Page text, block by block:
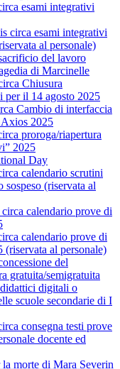
esami integrativi
circa esami integrativi
al personale)
del lavoro
di Marcinelle
Chiusura
per il 14 agosto 2025
Cambio di interfaccia
2025
proroga/riapertura
2025
Day
calendario scrutini
(riservata al
calendario prove di
calendario prove di
(riservata al personale)
del
gratuita/semigratuita
digitali o
scuole secondarie di I
consegna testi prove
docente ed
morte di Mara Severin